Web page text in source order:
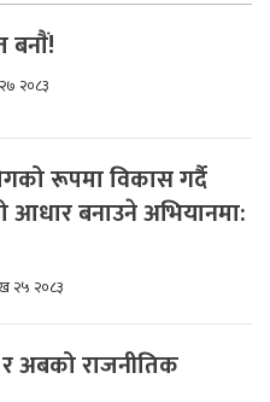
बनाैं!
२०८३
रूपमा विकास गर्दै
आधार बनाउने अभियानमा:
२५ २०८३
अबको राजनीतिक